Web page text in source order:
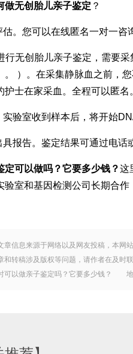
做无创胎儿亲子鉴定 ？
。您可以在线匿名一对一咨
行无创胎儿亲子鉴定，需要
。 ）。在采集静脉血之前，
护士在家采血。全程可以匿名
验室收到样本后，将开始
报告。鉴定结果可通过电话
定可以做吗？它要多少钱？这
验室和基因检测公司长期合
章信息来源于网络以及网友投稿，本网
和转稿涉及版权等问题，请作者在及时
可以做亲子鉴定吗？它要多少钱？ 地